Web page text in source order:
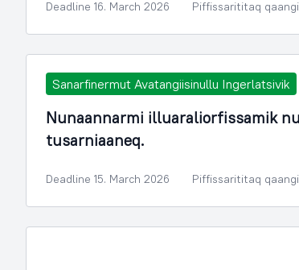
Deadline 16. March 2026 Piffissarititaq
Sanarfinermut Avatangiisinullu Ingerlatsivik
Nunaannarmi illuaraliorfissamik
tusarniaaneq.
Deadline 15. March 2026 Piffissarititaq